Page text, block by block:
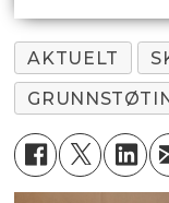
AKTUELT